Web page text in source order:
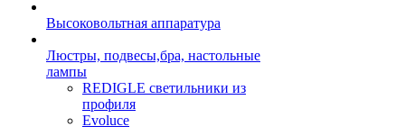
Высоковольтная аппаратура
Люстры, подвесы,бра, настольные
лампы
REDIGLE светильники из
профиля
Evoluce